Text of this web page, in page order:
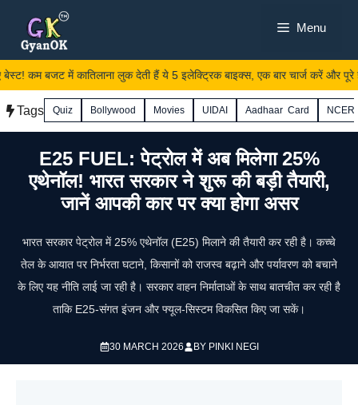
content
Menu
कम बजट में कातिलाना लुक देती हैं ये 5 इलेक्ट्रिक बाइक्स, एक बार चार्ज करें और पूरे
Tags Quiz Bollywood Movies UIDAI Aadhaar Card
E25 FUEL: पेट्रोल में अब मिलेगा 25%
एथेनॉल! भारत सरकार ने शुरू की बड़ी तैयारी,
जानें आपकी कार पर क्या होगा असर
भारत सरकार पेट्रोल में 25% एथेनॉल (E25) मिलाने की तैयारी कर रही है। कच्चे
तेल के आयात पर निर्भरता घटाने, किसानों को राजस्व बढ़ाने और पर्यावरण को बचाने
के लिए यह नीति लाई जा रही है। सरकार वाहन निर्माताओं के साथ बातचीत कर रही है
ताकि E25‑संगत इंजन और फ्यूल‑सिस्टम विकसित किए जा सकें।
30 MARCH 2026 BY PINKI NEGI